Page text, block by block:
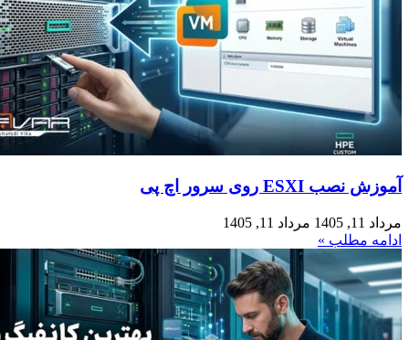
آموزش نصب ESXI روی سرور اچ پی
مرداد 11, 1405
مرداد 11, 1405
ادامه مطلب »